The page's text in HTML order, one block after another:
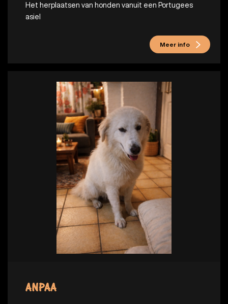
Het herplaatsen van honden vanuit een Portugees
asiel
Meer info
ANPAA